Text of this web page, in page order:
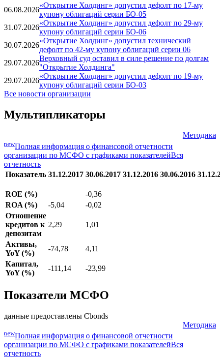
06.08.2026
«Открытие Холдинг» допустил дефолт по 17-му
купону облигаций серии БО-05
31.07.2026
«Открытие Холдинг» допустил дефолт по 29-му
купону облигаций серии БО-06
30.07.2026
«Открытие Холдинг» допустил технический
дефолт по 42-му купону облигаций серии 06
29.07.2026
Верховный суд оставил в силе решение по долгам
"Открытие Холдинга"
29.07.2026
«Открытие Холдинг» допустил дефолт по 19-му
купону облигаций серии БО-03
Все новости организации
Мультипликаторы
Методика
newПолная информация о финансовой отчетности
организации по МСФО с графиками показателейВся
отчетность
Показатель 31.12.2017 30.06.2017 31.12.2016 30.06.2016
ROE (%)
-0,36
ROA (%)
-5,04
-0,02
Отношение
кредитов к
депозитам
2,29 1,01
Активы,
YoY (%)
-74,78
4,11
Капитал,
YoY (%)
-111,14 -23,99
Показатели МСФО
данные предоставлены Cbonds
Методика
newПолная информация о финансовой отчетности
организации по МСФО с графиками показателейВся
отчетность